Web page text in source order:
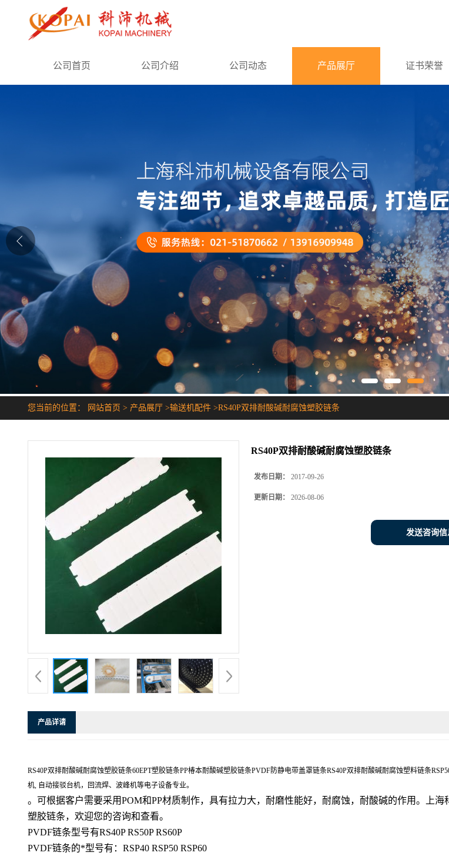
公司首页
公司首页 公司介绍 公司动态 产品展厅 证书荣誉
您当前的位置： 网站首页 > 产品展厅 >输送机配件 >RS40P双排耐酸碱耐腐蚀塑胶链条
RS40P双排耐酸碱耐腐蚀塑胶链条
发布日期： 2017-09-26
更新日期： 2026-08-06
发送咨询信
产品详请
RS40P双排耐酸碱耐腐蚀塑胶链条60EPT塑胶链条PP椿本耐酸碱塑胶链条PVDF防静电带盖罩链条RS40P双排耐酸碱耐腐蚀塑料链条
机, 自动接驳台机，回流焊、波峰机等电子设备专业。
。可根据客户需要采用POM和PP材质制作，具有拉力大，耐磨性能好，耐腐蚀，耐酸碱的作用。上
塑胶链条，欢迎您的咨询和查看。
PVDF链条型号有RS40P RS50P RS60P
PVDF链条的*型号有：RSP40 RSP50 RSP60